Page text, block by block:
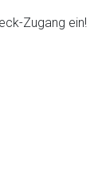
Zugang ein!